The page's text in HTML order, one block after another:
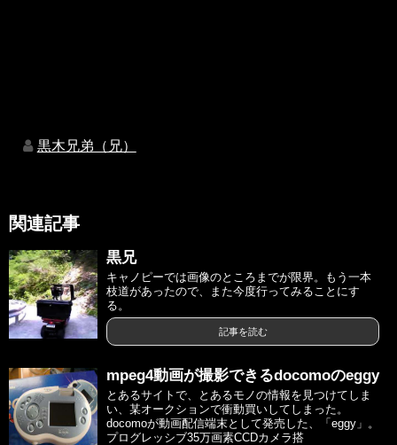
黒木兄弟（兄）
関連記事
黒兄
キャノピーでは画像のところまでが限界。もう一本
枝道があったので、また今度行ってみることにす
る。
記事を読む
mpeg4動画が撮影できるdocomoのeggy
とあるサイトで、とあるモノの情報を見つけてしま
い、某オークションで衝動買いしてしまった。
docomoが動画配信端末として発売した、「eggy」。
プログレッシブ35万画素CCDカメラ搭